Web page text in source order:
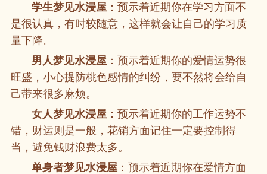
学生梦见水浸屋 ：预示着近期你在学习方面不
是很认真，有时较随意，这样就会让自己的学习质
量下降。
男人梦见水浸屋 ：预示着近期你的爱情运势很
旺盛，小心提防桃色感情的纠纷，要不然将会给自
己带来很多麻烦。
女人梦见水浸屋 ：预示着近期你的工作运势不
错，财运则是一般，花销方面记住一定要控制得
当，避免钱财浪费太多。
单身者梦见水浸屋 ：预示着近期你在爱情方面